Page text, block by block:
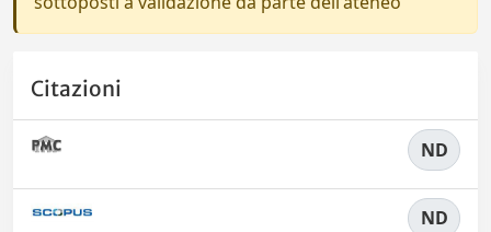
Citazioni
ND
ND